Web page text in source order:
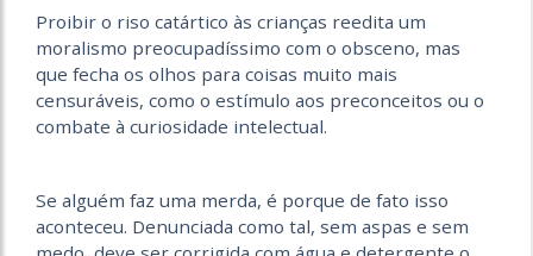
Proibir o riso catártico às crianças reedita um
moralismo preocupadíssimo com o obsceno, mas
que fecha os olhos para coisas muito mais
censuráveis, como o estímulo aos preconceitos ou o
combate à curiosidade intelectual.
Se alguém faz uma merda, é porque de fato isso
aconteceu. Denunciada como tal, sem aspas e sem